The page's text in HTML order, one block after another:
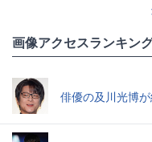
画像アクセスランキン
俳優の及川光博